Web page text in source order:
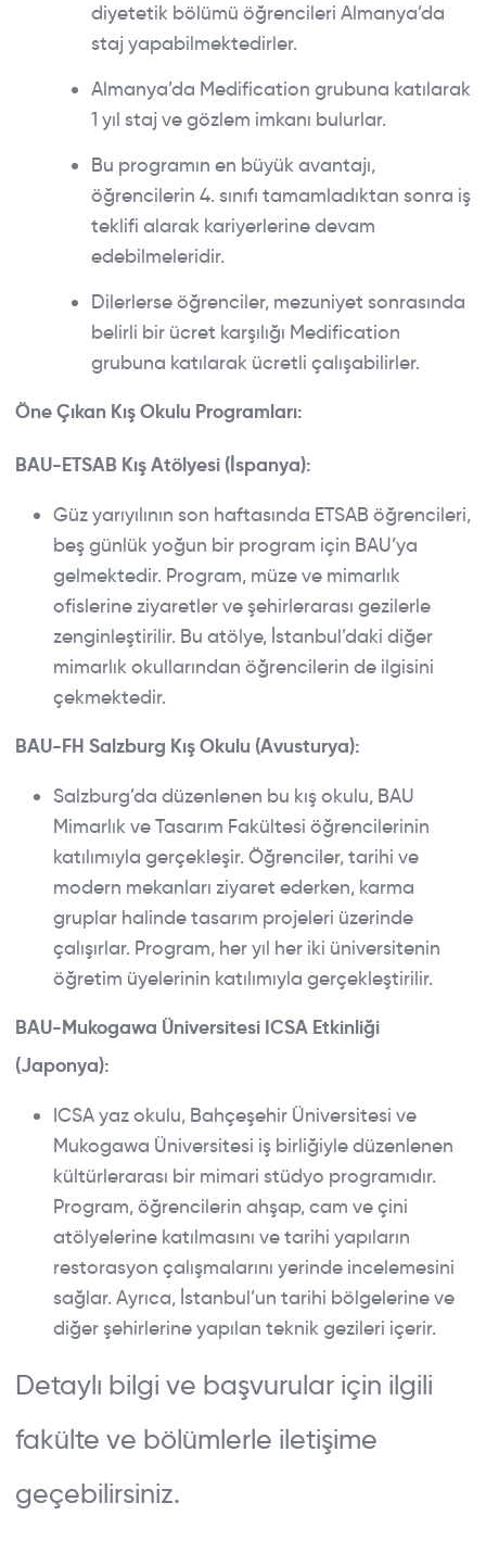
diyetetik bölümü öğrencileri Almanya’da
staj yapabilmektedirler.
Almanya’da Medification grubuna katılarak
1 yıl staj ve gözlem imkanı bulurlar.
Bu programın en büyük avantajı,
öğrencilerin 4. sınıfı tamamladıktan sonra iş
teklifi alarak kariyerlerine devam
edebilmeleridir.
Dilerlerse öğrenciler, mezuniyet sonrasında
belirli bir ücret karşılığı Medification
grubuna katılarak ücretli çalışabilirler.
Öne Çıkan Kış Okulu Programları:
BAU-ETSAB Kış Atölyesi (İspanya):
Güz yarıyılının son haftasında ETSAB öğrencileri,
beş günlük yoğun bir program için BAU’ya
gelmektedir. Program, müze ve mimarlık
ofislerine ziyaretler ve şehirlerarası gezilerle
zenginleştirilir. Bu atölye, İstanbul’daki diğer
mimarlık okullarından öğrencilerin de ilgisini
çekmektedir.
BAU-FH Salzburg Kış Okulu (Avusturya):
Salzburg’da düzenlenen bu kış okulu, BAU
Mimarlık ve Tasarım Fakültesi öğrencilerinin
katılımıyla gerçekleşir. Öğrenciler, tarihi ve
modern mekanları ziyaret ederken, karma
gruplar halinde tasarım projeleri üzerinde
çalışırlar. Program, her yıl her iki üniversitenin
öğretim üyelerinin katılımıyla gerçekleştirilir.
BAU-Mukogawa Üniversitesi ICSA Etkinliği
(Japonya):
ICSA yaz okulu, Bahçeşehir Üniversitesi ve
Mukogawa Üniversitesi iş birliğiyle düzenlenen
kültürlerarası bir mimari stüdyo programıdır.
Program, öğrencilerin ahşap, cam ve çini
atölyelerine katılmasını ve tarihi yapıların
restorasyon çalışmalarını yerinde incelemesini
sağlar. Ayrıca, İstanbul’un tarihi bölgelerine ve
diğer şehirlerine yapılan teknik gezileri içerir.
Detaylı bilgi ve başvurular için ilgili
fakülte ve bölümlerle iletişime
geçebilirsiniz.